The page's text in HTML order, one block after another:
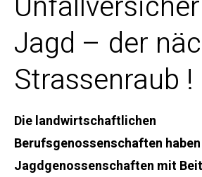
Jagd – der
Strassenraub !
Die landwirtschaftlichen
Berufsgenossenschaften
Jagdgenossenschaften mit